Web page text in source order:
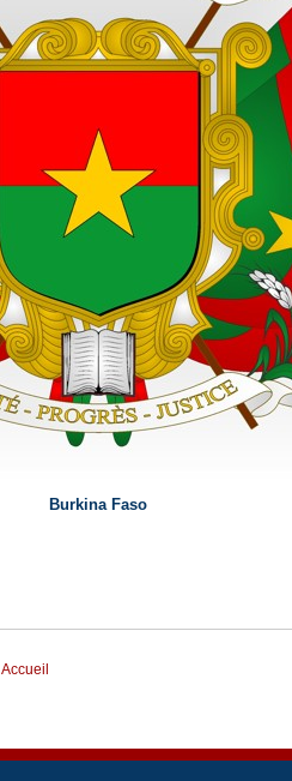
Burkina Faso
Accueil